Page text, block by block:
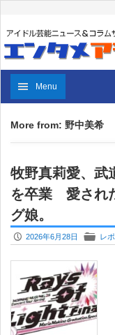
Menu
More from: 野中美希
牧野真莉愛、武
を卒業 愛され
グ娘。
P 2026年6月28日 F レ